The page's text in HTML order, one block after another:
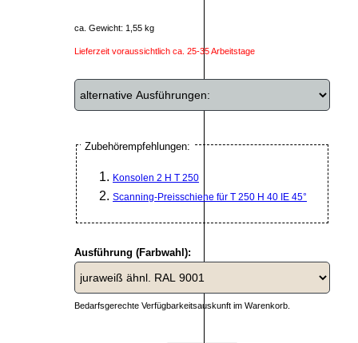
ca. Gewicht: 1,55 kg
Lieferzeit voraussichtlich ca. 25-35 Arbeitstage
Zubehörempfehlungen:
Konsolen 2 H T 250
Scanning-Preisschiene für T 250 H 40 IE 45°
Ausführung (Farbwahl):
Bedarfsgerechte Verfügbarkeitsauskunft im Warenkorb.